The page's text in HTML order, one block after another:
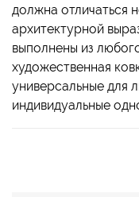
должна отличаться
архитектурной
выполнены из
художественная
универсальные для
индивидуальные